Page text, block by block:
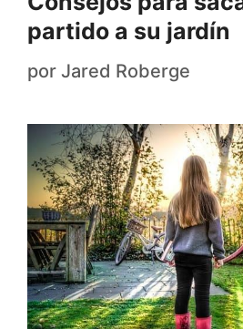
partido a su jardín
por Jared Roberge